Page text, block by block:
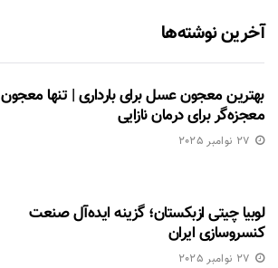
آخرین نوشته‌ها
بهترین معجون عسل برای بارداری | تنها معجون
معجزه‌گر برای درمان نازایی
27 نوامبر 2025
لوبیا چیتی ازبکستان؛ گزینه ایده‌آل صنعت
کنسروسازی ایران
27 نوامبر 2025